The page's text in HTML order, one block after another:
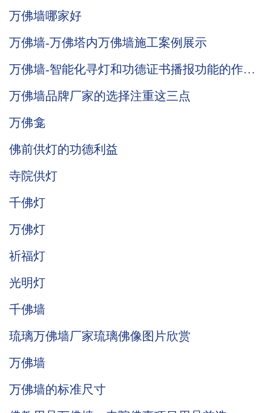
万佛墙哪家好
万佛墙-万佛塔内万佛墙施工案例展示
万佛墙-智能化寻灯和功德证书播报功能的作用
万佛墙品牌厂家的选择注重这三点
万佛龛
佛前供灯的功德利益
寺院供灯
千佛灯
万佛灯
祈福灯
光明灯
千佛墙
琉璃万佛墙厂家琉璃佛像图片欣赏
万佛墙
万佛墙的标准尺寸